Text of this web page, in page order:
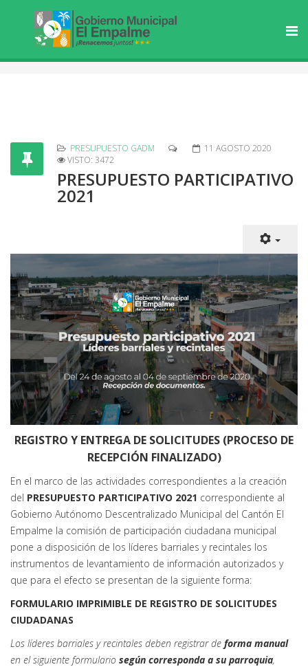
PRESUPUESTO GADM
11 AGOSTO 2020
VISTO: 3472
PRESUPUESTO PARTICIPATIVO
2021
REGISTRO Y ENTREGA DE SOLICITUDES (PROCESO DE
RECEPCIÓN FINALIZADO)
En el marco de las actividades correspondientes a la creación
del PRESUPUESTO PARTICIPATIVO 2021 correspondiente al
Gobierno Autónomo Descentralizado Municipal del Cantón El
Empalme la comisión de participación ciudadana municipal
pone a disposición de los líderes barriales y recintales los
instrumentos de levantamiento de información autorizados y
que para el efecto se presentan de la siguiente forma:
FORMULARIO IMPRIMIBLE DE REGISTRO DE SOLICITUDES
CIUDADANAS
Los líderes barriales y recintales deben registrar de forma manual
en el siguiente formulario según corresponda a su parroquia,